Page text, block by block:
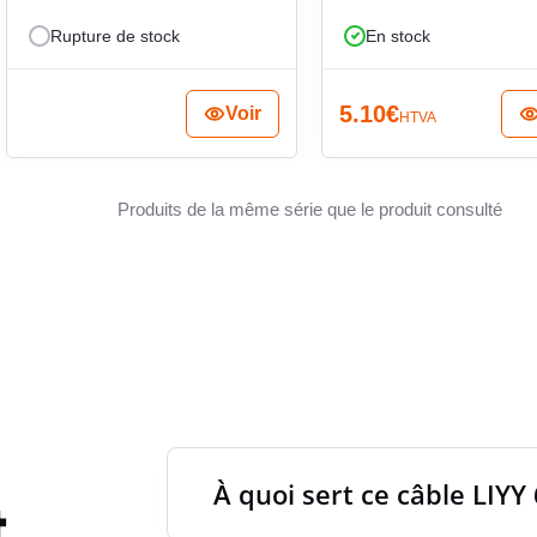
techniques. Pour l’installateur comme
Rupture de stock
Voir
En stock
5.10€HTVA
Produits de la même série que le produit consulté
À quoi sert ce câble LIYY